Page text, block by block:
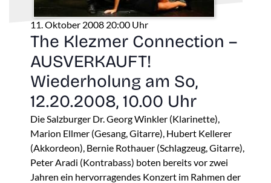
11. Oktober 2008 20:00 Uhr
The Klezmer Connection –
AUSVERKAUFT!
Wiederholung am So,
12.20.2008, 10.00 Uhr
Die Salzburger Dr. Georg Winkler (Klarinette),
Marion Ellmer (Gesang, Gitarre), Hubert Kellerer
(Akkordeon), Bernie Rothauer (Schlagzeug, Gitarre),
Peter Aradi (Kontrabass) boten bereits vor zwei
Jahren ein hervorragendes Konzert im Rahmen der